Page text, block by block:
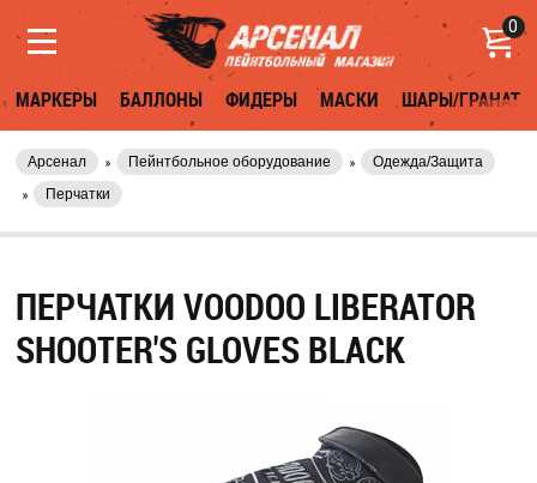
0
МАРКЕРЫ БАЛЛОНЫ ФИДЕРЫ МАСКИ ШАРЫ/ГРАНАТЫ
Арсенал Пейнтбольное оборудование
Одежда/Защита
Перчатки
ПЕРЧАТКИ VOODOO LIBERATOR
SHOOTER'S GLOVES BLACK